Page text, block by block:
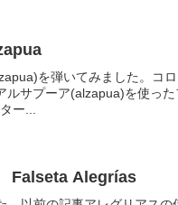
を弾いてみました。コ
サプーア(alzapua)を使っ
ー...
Falseta Alegrías